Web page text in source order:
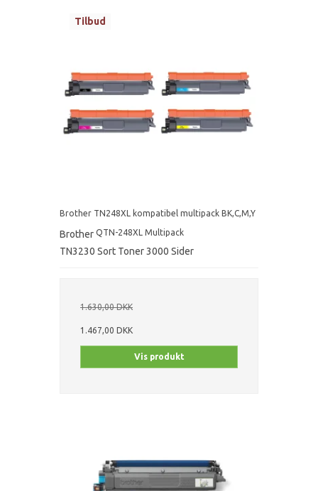
Tilbud
Brother TN248XL kompatibel multipack BK,C,M,Y
Brother QTN-248XL Multipack
TN3230 Sort Toner 3000 Sider
1.630,00 DKK
1.467,00 DKK
Vis produkt